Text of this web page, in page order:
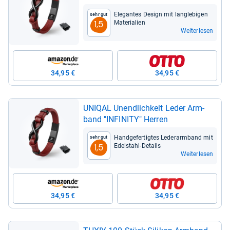
Sehr gut
1,5
Ele­gan­tes Design mit lang­le­bi­gen
Mate­ria­lien
Weiterlesen
34,95 € 34,95 €
UNI­QAL Unend­lich­keit Leder Arm­
band "INFI­NITY" Her­ren
Sehr gut
1,5
Hand­ge­fer­tig­tes Leder­arm­band mit
Edel­stahl-​Details
Weiterlesen
34,95 € 34,95 €